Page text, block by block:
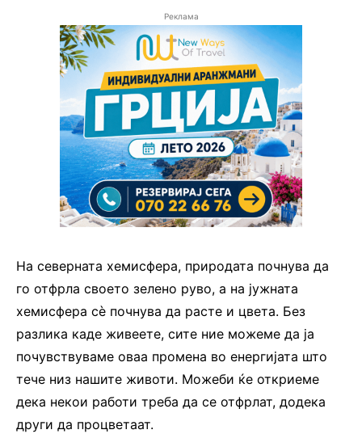
Реклама
На северната хемисфера, природата почнува да
го отфрла своето зелено руво, а на јужната
хемисфера сè почнува да расте и цвета. Без
разлика каде живеете, сите ние можеме да ја
почувствуваме оваа промена во енергијата што
тече низ нашите животи. Можеби ќе откриеме
дека некои работи треба да се отфрлат, додека
други да процветаат.